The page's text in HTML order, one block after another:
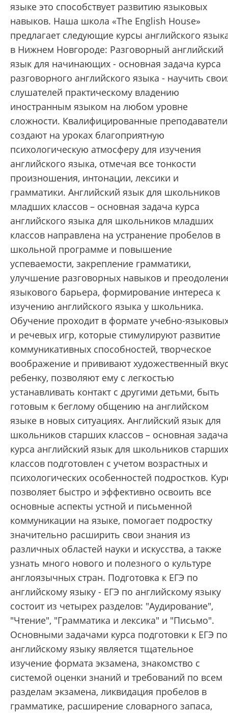
языке это способствует развитию языковых
навыков. Наша школа «The English House»
предлагает следующие курсы английского
в Нижнем Новгороде: Разговорный английский
язык для начинающих - основная задача курса
разговорного английского языка - научить
слушателей практическому владению
иностранным языком на любом уровне
сложности. Квалифицированные преподаватели
создают на уроках благоприятную
психологическую атмосферу для изучения
английского языка, отмечая все тонкости
произношения, интонации, лексики и
грамматики. Английский язык для школьников
младших классов – основная задача курса
английского языка для школьников младших
классов направлена на устранение пробелов в
школьной программе и повышение
успеваемости, закрепление грамматики,
улучшение разговорных навыков и
языкового барьера, формирование интереса к
изучению английского языка у школьника.
Обучение проходит в формате учебно-
и речевых игр, которые стимулируют развитие
коммуникативных способностей, творческое
воображение и прививают художественный
ребенку, позволяют ему с легкостью
устанавливать контакт с другими детьми, быть
готовым к беглому общению на английском
языке в новых ситуациях. Английский язык для
школьников старших классов – основная задача
курса английский язык для школьников старших
классов подготовлен с учетом возрастных и
психологических особенностей подростков.
позволяет быстро и эффективно освоить все
основные аспекты устной и письменной
коммуникации на языке, помогает подростку
значительно расширить свои знания из
различных областей науки и искусства, а также
узнать много нового и полезного о культуре
англоязычных стран. Подготовка к ЕГЭ по
английскому языку - ЕГЭ по английскому языку
состоит из четырех разделов: "Аудирование",
"Чтение", "Грамматика и лексика" и "Письмо".
Основными задачами курса подготовки к ЕГЭ по
английскому языку является тщательное
изучение формата экзамена, знакомство с
системой оценки знаний и требований по всем
разделам экзамена, ликвидация пробелов в
грамматике, расширение словарного запаса,